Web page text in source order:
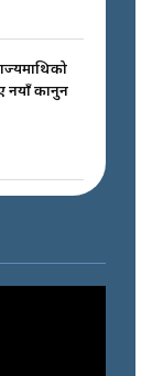
नयाँ कानुन
with